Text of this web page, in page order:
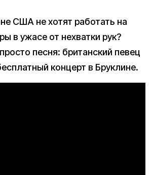
США не хотят работать на
в ужасе от нехватки рук?
песня: британский певец
концерт в Бруклине.